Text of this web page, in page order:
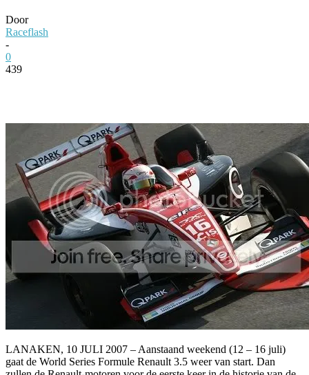
Door
Raceflash
-
0
439
LANAKEN, 10 JULI 2007 – Aanstaand weekend (12 – 16 juli)
gaat de World Series Formule Renault 3.5 weer van start. Dan